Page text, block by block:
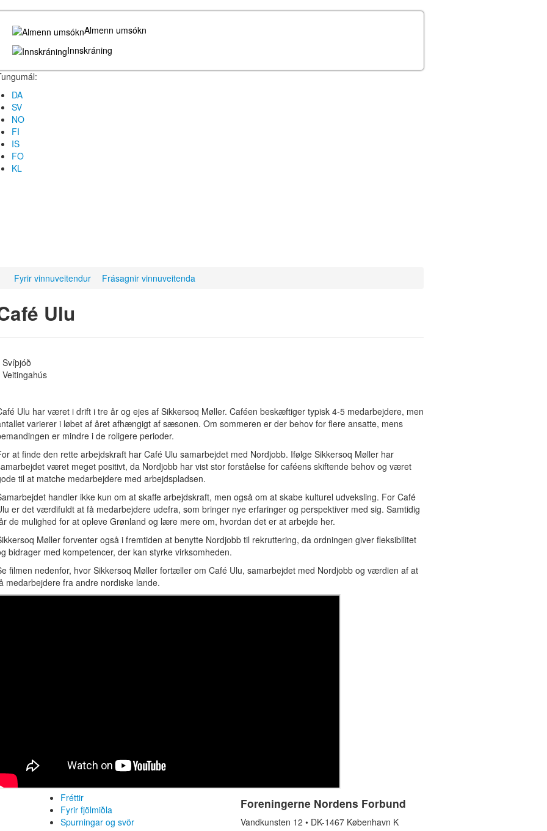
Almenn umsókn
Innskráning
DA
SV
NO
FI
IS
FO
KL
Fyrir vinnuveitendur Frásagnir vinnuveitenda
Ulu
Svíþjóð
Veitingahús
Ulu har været i drift i tre år og ejes af Sikkersoq Møller. Caféen beskæftiger typisk 4-5 medarbejdere, men
varierer i løbet af året afhængigt af sæsonen. Om sommeren er der behov for flere ansatte, mens
er mindre i de roligere perioder.
at finde den rette arbejdskraft har Café Ulu samarbejdet med Nordjobb. Ifølge Sikkersoq Møller har
været meget positivt, da Nordjobb har vist stor forståelse for caféens skiftende behov og været
til at matche medarbejdere med arbejdspladsen.
handler ikke kun om at skaffe arbejdskraft, men også om at skabe kulturel udveksling. For Café
er det værdifuldt at få medarbejdere udefra, som bringer nye erfaringer og perspektiver med sig. Samtidig
de mulighed for at opleve Grønland og lære mere om, hvordan det er at arbejde her.
Møller forventer også i fremtiden at benytte Nordjobb til rekruttering, da ordningen giver fleksibilitet
bidrager med kompetencer, der kan styrke virksomheden.
filmen nedenfor, hvor Sikkersoq Møller fortæller om Café Ulu, samarbejdet med Nordjobb og værdien af at
medarbejdere fra andre nordiske lande.
Fréttir
Fyrir fjölmiðla
Spurningar og svör
Foreningerne Nordens Forbund
Vandkunsten 12 • DK-1467 København K